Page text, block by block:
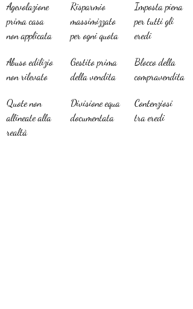
Agevolazione
prima casa
non applicata
Risparmio
massimizzato
per ogni quota
Imposta piena
per tutti gli
eredi
Abuso edilizio
non rilevato
Gestito prima
della vendita
Blocco della
compravendita
Quote non
allineate alla
realtà
Divisione equa
documentata
Contenziosi
tra eredi